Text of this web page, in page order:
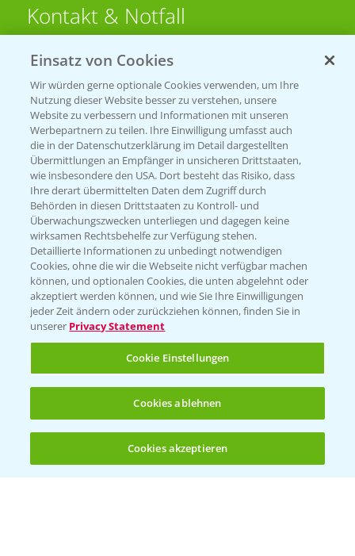
Kontakt & Notfall
Beratung auf WhatsApp
T.+49 (0)174 346 564 1
KONTAKT
Hilfe in Notfällen
T.+49 (0)214/30-20220
Folgen Sie uns
Allgemeine Nutzungsbedingungen
Datenschutzerklärung
Einsatz von Cookies
Wir würden gerne optionale Cookies verwenden, um Ihre
Nutzung dieser Website besser zu verstehen, unsere
Website zu verbessern und Informationen mit unseren
Werbepartnern zu teilen. Ihre Einwilligung umfasst auch
die in der Datenschutzerklärung im Detail dargestellten
Übermittlungen an Empfänger in unsicheren Drittstaaten,
wie insbesondere den USA. Dort besteht das Risiko, dass
Ihre derart übermittelten Daten dem Zugriff durch
Behörden in diesen Drittstaaten zu Kontroll- und
Überwachungszwecken unterliegen und dagegen keine
wirksamen Rechtsbehelfe zur Verfügung stehen.
Detaillierte Informationen zu unbedingt notwendigen
Cookies, ohne die wir die Webseite nicht verfügbar machen
können, und optionalen Cookies, die unten abgelehnt oder
akzeptiert werden können, und wie Sie Ihre Einwilligungen
jeder Zeit ändern oder zurückziehen können, finden Sie in
unserer Privacy Statement
Cookie Einstellungen
Cookies ablehnen
Cookies akzeptieren